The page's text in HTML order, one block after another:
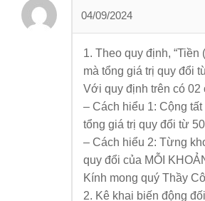
04/09/2024
1. Theo quy định,
mà tổng giá trị quy đổi
Với quy định trên có 02
– Cách hiểu 1: Cộng
tổng giá trị quy đổi từ
– Cách hiểu 2: Từng
quy đổi của MỖI
Kính mong quý Thầy
2. Kê khai biến động